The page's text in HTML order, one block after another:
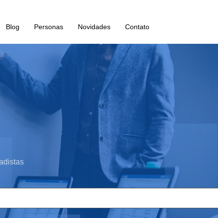
Blog Personas Novidades Contato